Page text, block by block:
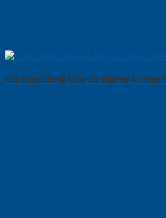
Cửa Thép Chống Cháy Có Thật Sự An Toàn ?